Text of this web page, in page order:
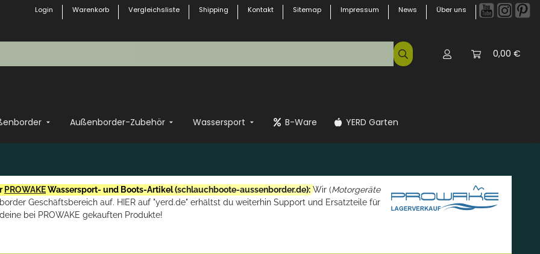
Login Warenkorb Vergleichsliste Shipping Kontakt Sitemap Impressum News Über uns
0,00 €
Außenborder-Zubehör Wassersport B-Ware YERD Garten
PROWAKEWassersport- und Boots-Artikel (schlauchboote-aussenborder.de): Wir (Motorgeräte
Geschäftsbereich auf. HIER auf "yerd.de" erhältst du weiterhin Support und Ersatzteile für
deine bei PROWAKE gekauften Produkte!